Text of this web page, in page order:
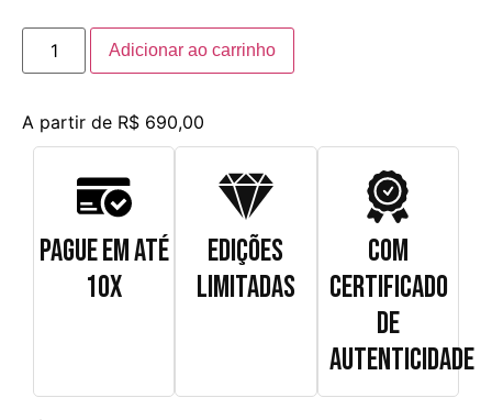
Adicionar ao carrinho
A partir de R$ 690,00
PAGUE EM ATÉ
10X
EDIÇÕES
LIMITADAS
COM
CERTIFICADO
DE
AUTENTICIDADE